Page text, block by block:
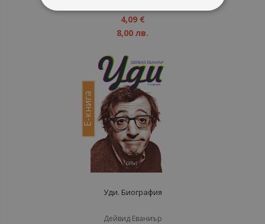
4,09 €
8,00 лв.
Е-книга
Уди. Биография
Дейвид Еваниър